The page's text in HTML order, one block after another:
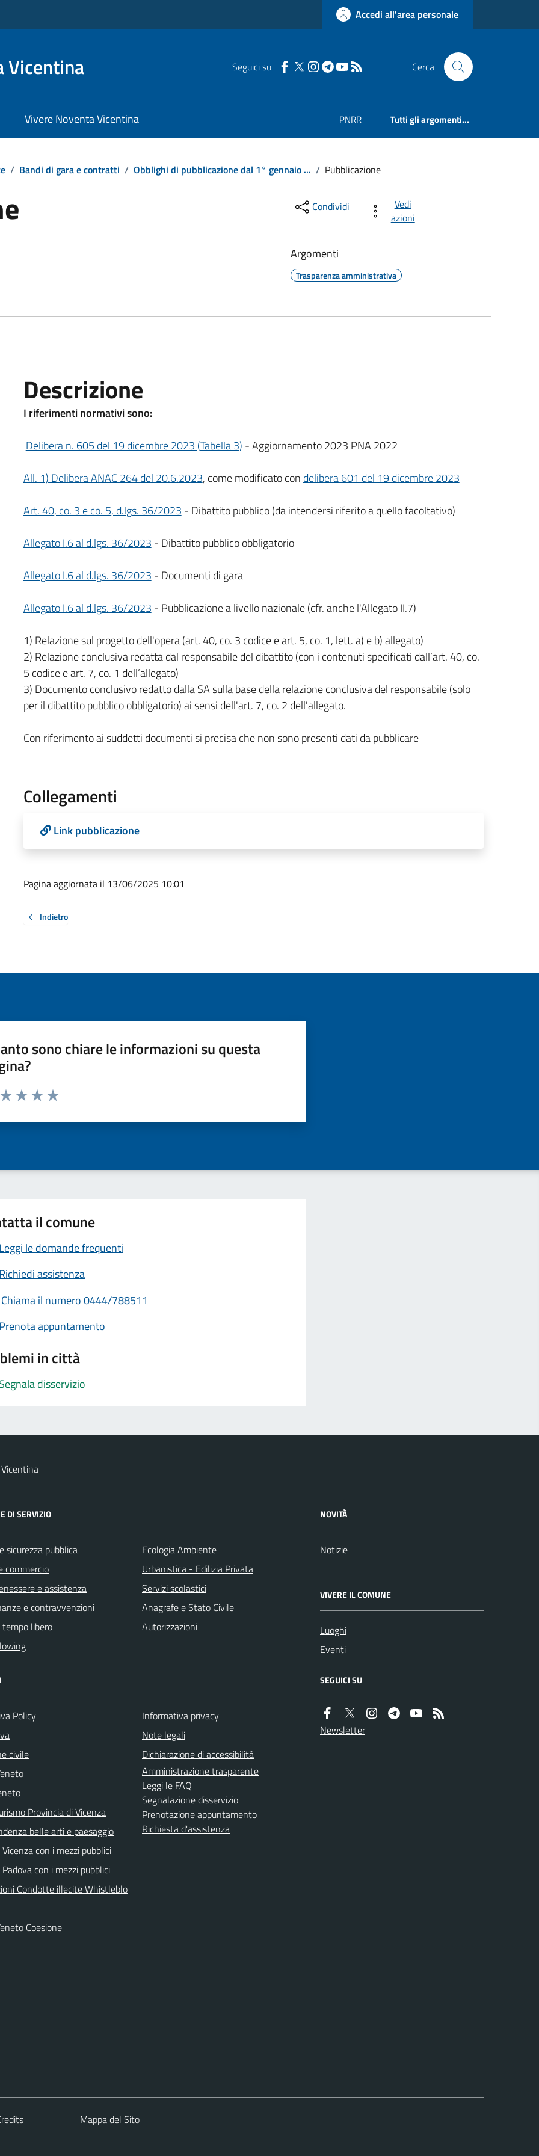
Accedi all'area personale
Vicentina Seguici su Cerca
Vivere Noventa Vicentina PNRR Tutti gli argomenti...
/ Bandi di gara e contratti / Obblighi di pubblicazione dal 1° gennaio ... / Pubblicazione
Condividi
Vedi
azioni
Argomenti
Trasparenza amministrativa
Descrizione
I riferimenti normativi sono:
Delibera n. 605 del 19 dicembre 2023 (Tabella 3) - Aggiornamento 2023 PNA 2022
All. 1) Delibera ANAC 264 del 20.6.2023, come modificato con delibera 601 del 19 dicembre 2023
Art. 40, co. 3 e co. 5, d.lgs. 36/2023 - Dibattito pubblico (da intendersi riferito a quello facoltativo)
Allegato I.6 al d.lgs. 36/2023 - Dibattito pubblico obbligatorio
Allegato I.6 al d.lgs. 36/2023 - Documenti di gara
Allegato I.6 al d.lgs. 36/2023 - Pubblicazione a livello nazionale (cfr. anche l'Allegato II.7)
1) Relazione sul progetto dell'opera (art. 40, co. 3 codice e art. 5, co. 1, lett. a) e b) allegato)
2) Relazione conclusiva redatta dal responsabile del dibattito (con i contenuti specificati dall’art. 40, co.
5 codice e art. 7, co. 1 dell’allegato)
3) Documento conclusivo redatto dalla SA sulla base della relazione conclusiva del responsabile (solo
per il dibattito pubblico obbligatorio) ai sensi dell'art. 7, co. 2 dell'allegato.
Con riferimento ai suddetti documenti si precisa che non sono presenti dati da pubblicare
Collegamenti
Link pubblicazione
Pagina aggiornata il 13/06/2025 10:01
Indietro
sono chiare le informazioni su questa
da 1 a 5 stelle la pagina
il comune
Leggi le domande frequenti
Richiedi assistenza
Chiama il numero 0444/788511
Prenota appuntamento
in città
Segnala disservizio
DI SERVIZIO
sicurezza pubblica
commercio
e assistenza
e contravvenzioni
libero
Ecologia Ambiente
Urbanistica - Edilizia Privata
Servizi scolastici
Anagrafe e Stato Civile
Autorizzazioni
NOVITÀ
Notizie
VIVERE IL COMUNE
Luoghi
Eventi
Policy
civile
Provincia di Vicenza
belle arti e paesaggio
con i mezzi pubblici
con i mezzi pubblici
Condotte illecite Whistleblo
Coesione
Informativa privacy
Note legali
Dichiarazione di accessibilità
Amministrazione trasparente
Leggi le FAQ
Segnalazione disservizio
Prenotazione appuntamento
Richiesta d'assistenza
SEGUICI SU
Newsletter
Mappa del Sito